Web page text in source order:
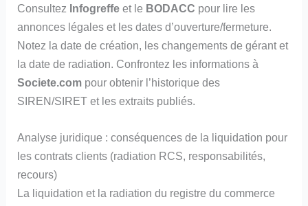
Consultez Infogreffe et le BODACC pour lire les
annonces légales et les dates d’ouverture/fermeture.
Notez la date de création, les changements de gérant et
la date de radiation. Confrontez les informations à
Societe.com pour obtenir l’historique des
SIREN/SIRET et les extraits publiés.
Analyse juridique : conséquences de la liquidation pour
les contrats clients (radiation RCS, responsabilités,
recours)
La liquidation et la radiation du registre du commerce